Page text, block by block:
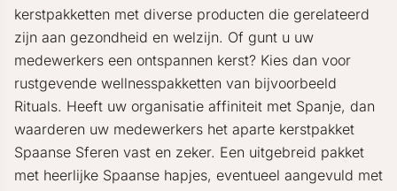
kerstpakketten met diverse producten die gerelateerd
zijn aan gezondheid en welzijn. Of gunt u uw
medewerkers een ontspannen kerst? Kies dan voor
rustgevende wellnesspakketten van bijvoorbeeld
Rituals. Heeft uw organisatie affiniteit met Spanje, dan
waarderen uw medewerkers het aparte kerstpakket
Spaanse Sferen vast en zeker. Een uitgebreid pakket
met heerlijke Spaanse hapjes, eventueel aangevuld met